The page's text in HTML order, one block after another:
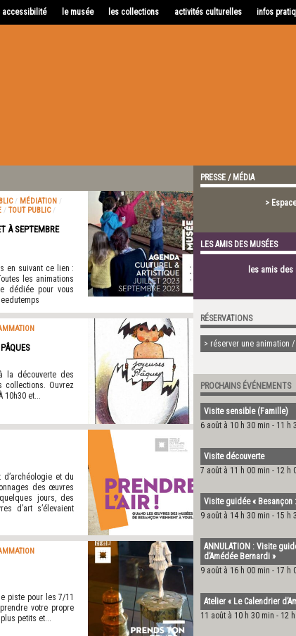
accessibilité le musée les collections activités culturelles infos
/ MÉDIATION /
/ TOUT PUBLIC/
À SEPTEMBRE
en suivant ce lien :
les animations
dédiée pour vous
la découverte des
Ouvrez
10h30 et...
et du
des œuvres
jours, des
d’art s’élevaient
piste pour les 7/11
votre propre
petits et...
PRESSE / MÉDIA
>
LES AMIS DES MUSÉES
les amis des
RÉSERVATIONS
> réserver une animation
PROCHAINS ÉVÉNEMENTS
Visite sensible (Famille)
6 août à 10 h 30 min - 11 h
Visite découverte
7 août à 11 h 00 min - 12 h
Visite guidée « Besançon
9 août à 14 h 30 min - 15 h
ANNULATION : Visite
d’Amédée Bernardi »
9 août à 16 h 00 min - 17 h
Atelier « Le Calendrier
11 août à 10 h 30 min - 12